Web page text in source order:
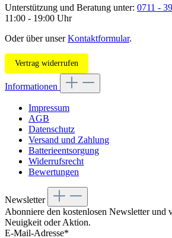
Unterstützung und Beratung unter: 0711 -
11:00 - 19:00 Uhr
Oder über unserKontaktformular.
Vertrag widerrufen
Informationen
Impressum
AGB
Datenschutz
Versand und Zahlung
Batterieentsorgung
Widerrufsrecht
Bewertungen
Newsletter
Abonniere den kostenlosen Newsletter und
Neuigkeit oder Aktion.
E-Mail-Adresse*